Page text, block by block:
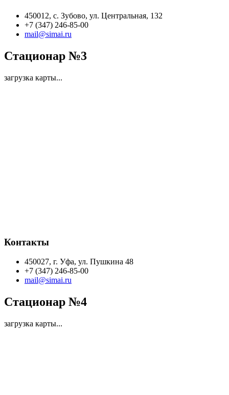
450012, с. Зубово, ул. Центральная, 132
+7 (347) 246-85-00
mail@simai.ru
Стационар №3
загрузка карты...
Контакты
450027, г. Уфа, ул. Пушкина 48
+7 (347) 246-85-00
mail@simai.ru
Стационар №4
загрузка карты...